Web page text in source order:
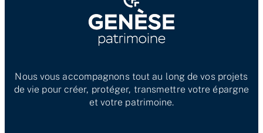
Nous vous accompagnons tout au long de vos projets
de vie pour créer, protéger, transmettre votre épargne
et votre patrimoine.